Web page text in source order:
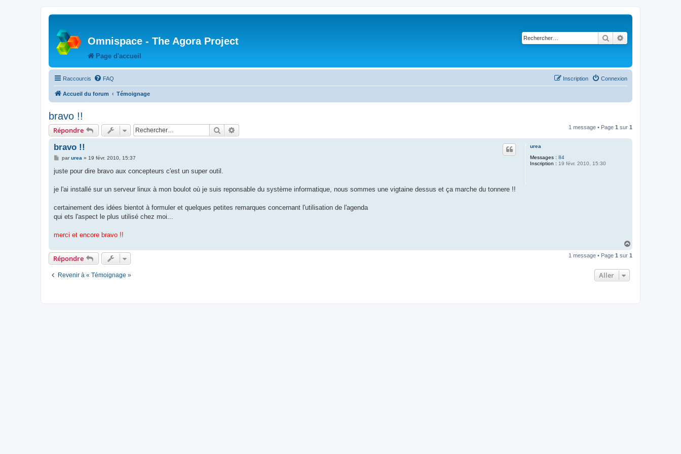
Omnispace - The Agora Project
Page d'accueil
Rechercher
Raccourcis FAQ Connexion
Inscription
Accueil du forum Témoignage
bravo !!
Répondre Rechercher 1 message • Page 1 sur 1
urea
Messages : 84
Inscription : 19 févr. 2010, 15:30
bravo !!
M
s
g
parurea » 19 févr. 2010, 15:37
juste pour dire bravo aux concepteurs c'est un super outil.
je l'ai installé sur un serveur linux à mon boulot où je suis reponsable du système informatique, nous sommes une vigtaine dessus et ça marche du tonnere !!
certainement des idées bientot à formuler et quelques petites remarques concernant l'utilisation de l'agenda
qui ets l'aspect le plus utilisé chez moi...
merci et encore bravo !!
u
Répondre 1 message • Page 1 sur 1
Revenir à « Témoignage » Aller